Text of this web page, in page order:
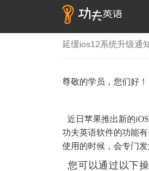
延缓ios12系统升级通
尊敬的学员，您们好！
近日苹果推出新的
功夫英语软件的功能
使用的时候，会专门发
您可以通过以下